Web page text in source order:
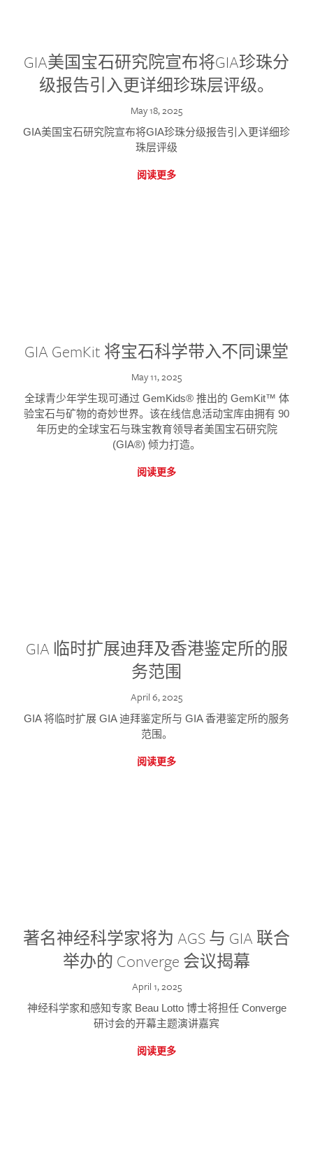
GIA美国宝石研究院宣布将GIA珍珠分
级报告引入更详细珍珠层评级。
May 18, 2025
GIA美国宝石研究院宣布将GIA珍珠分级报告引入更详细珍
珠层评级
阅读更多
GIA GemKit 将宝石科学带入不同课堂
May 11, 2025
全球青少年学生现可通过 GemKids® 推出的 GemKit™ 体
验宝石与矿物的奇妙世界。该在线信息活动宝库由拥有 90
年历史的全球宝石与珠宝教育领导者美国宝石研究院
(GIA®) 倾力打造。
阅读更多
GIA 临时扩展迪拜及香港鉴定所的服
务范围
April 6, 2025
GIA 将临时扩展 GIA 迪拜鉴定所与 GIA 香港鉴定所的服务
范围。
阅读更多
著名神经科学家将为 AGS 与 GIA 联合
举办的 Converge 会议揭幕
April 1, 2025
神经科学家和感知专家 Beau Lotto 博士将担任 Converge
研讨会的开幕主题演讲嘉宾
阅读更多